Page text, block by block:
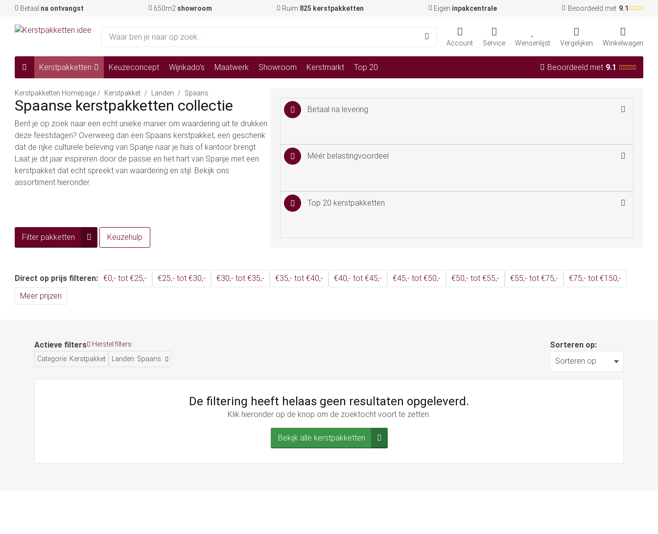
Betaal na ontvangst 650m2 showroom Ruim 825 kerstpakketten Eigen inpakcentrale Beoordeeld met 9.1
Account Service Wensenlijst Vergelijken Winkelwagen
Kerstpakketten Keuzeconcept Wijnkado's Maatwerk Showroom Kerstmarkt Top 20 Beoordeeld met 9.1
Kerstpakketten Homepage / Kerstpakket / Landen / Spaans
Spaanse kerstpakketten collectie
Bent je op zoek naar een echt unieke manier om waardering uit te drukken
deze feestdagen? Overweeg dan een Spaans kerstpakket, een geschenk
dat de rijke culturele beleving van Spanje naar je huis of kantoor brengt.
Laat je dit jaar inspireren door de passie en het hart van Spanje met een
kerstpakket dat echt spreekt van waardering en stijl. Bekijk ons
assortiment hieronder.
Filter pakketten Keuzehulp
Betaal na levering
Méér belastingvoordeel
Top 20 kerstpakketten
Direct op prijs filteren: €0,- tot €25,- €25,- tot €30,- €30,- tot €35,- €35,- tot €40,- €40,- tot €45,- €45,- tot €50,- €50,- tot €55,- €55,- tot €75,-
€75,- tot €150,-
Meer prijzen
Actieve filters
Herstel filters
Categorie: Kerstpakket
Landen: Spaans
Sorteren op:
De filtering heeft helaas geen resultaten opgeleverd.
Klik hieronder op de knop om de zoektocht voort te zetten.
Bekijk alle kerstpakketten